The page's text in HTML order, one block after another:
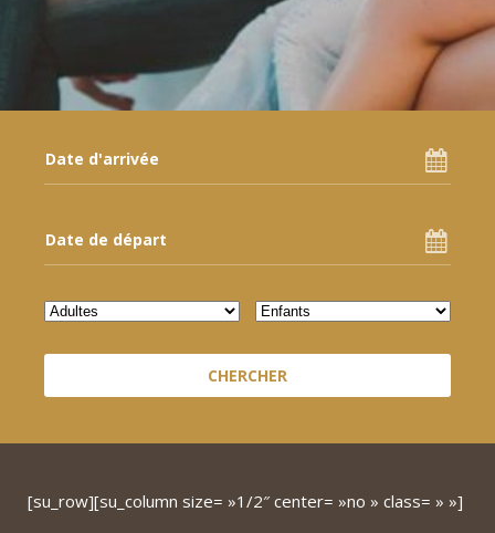
[su_row][su_column size= »1/2″ center= »no » class= » »]